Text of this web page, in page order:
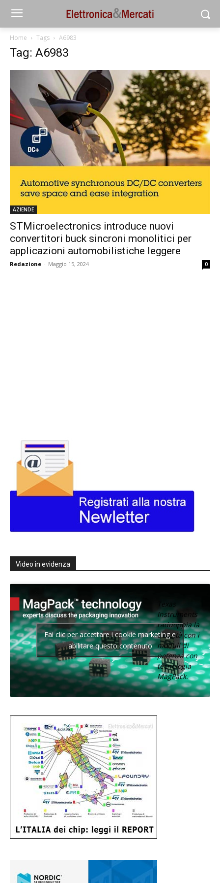
Home Tags A6983
Tag: A6983
AZIENDE
STMicroelectronics introduce nuovi
convertitori buck sincroni monolitici per
applicazioni automobilistiche leggere
Redazione - Maggio 15, 2024 0
Video in evidenza
Texas
Instruments
raddoppia la
densità con i
moduli di
potenza con
tecnologia
MagPack.
Fai clic per accettare i cookie marketing e
abilitare questo contenuto